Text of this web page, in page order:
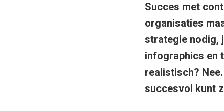
Succes met
organisaties
strategie nodig,
infographics en
realistisch?
succesvol kunt